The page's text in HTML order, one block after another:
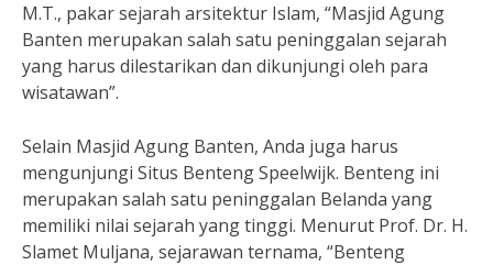
M.T., pakar sejarah arsitektur Islam, “Masjid Agung
Banten merupakan salah satu peninggalan sejarah
yang harus dilestarikan dan dikunjungi oleh para
wisatawan”.
Selain Masjid Agung Banten, Anda juga harus
mengunjungi Situs Benteng Speelwijk. Benteng ini
merupakan salah satu peninggalan Belanda yang
memiliki nilai sejarah yang tinggi. Menurut Prof. Dr. H.
Slamet Muljana, sejarawan ternama, “Benteng